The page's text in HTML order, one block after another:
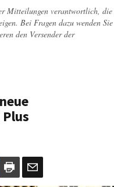
Mitteilungen verantwortlich, die
Bei Fragen dazu wenden Sie
den Versender der